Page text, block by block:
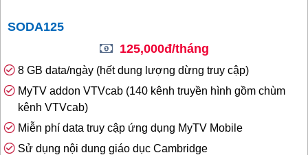
SODA125
125,000đ/tháng
8 GB data/ngày (hết dung lượng dừng truy cập)
MyTV addon VTVcab (140 kênh truyền hình gồm chùm
kênh VTVcab)
Miễn phí data truy cập ứng dụng MyTV Mobile
Sử dụng nội dung giáo dục Cambridge